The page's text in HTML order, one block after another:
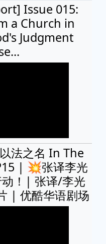
Issue 015:
a Church in
Judgment
法之名 In The
| 💥张译李光
动！| 张译/李光
| 优酷华语剧场